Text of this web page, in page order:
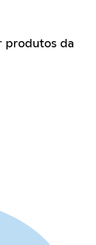
produtos da